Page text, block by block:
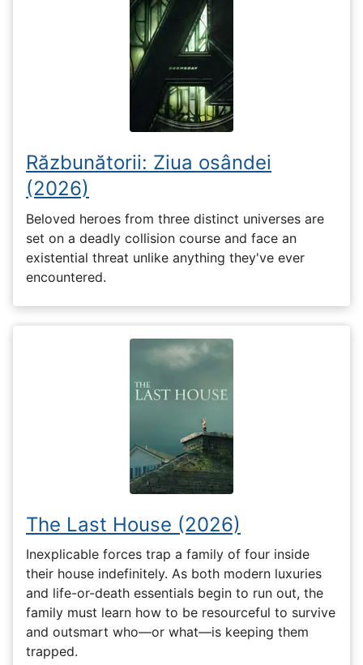
Răzbunătorii: Ziua osândei
(2026)
Beloved heroes from three distinct universes are
set on a deadly collision course and face an
existential threat unlike anything they've ever
encountered.
The Last House (2026)
Inexplicable forces trap a family of four inside
their house indefinitely. As both modern luxuries
and life-or-death essentials begin to run out, the
family must learn how to be resourceful to survive
and outsmart who—or what—is keeping them
trapped.